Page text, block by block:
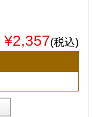
¥2,357(税込)